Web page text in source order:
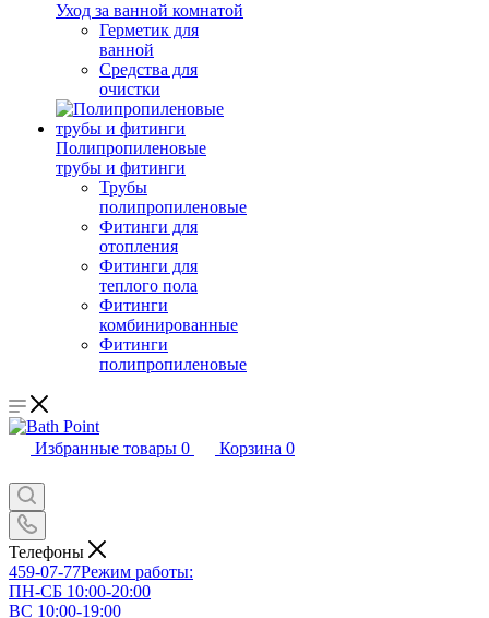
Уход за ванной комнатой
Герметик для
ванной
Средства для
очистки
Полипропиленовые
трубы и фитинги
Трубы
полипропиленовые
Фитинги для
отопления
Фитинги для
теплого пола
Фитинги
комбинированные
Фитинги
полипропиленовые
Избранные товары 0 Корзина 0
Телефоны
459-07-77Режим работы:
ПН-СБ 10:00-20:00
ВС 10:00-19:00